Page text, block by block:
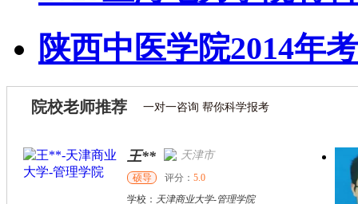
陕西中医学院2014年考
院校老师推荐 一对一咨询 帮你科学报考
王** 天津市
硕导 评分： 5.0
学校： 天津商业大学-管理学院